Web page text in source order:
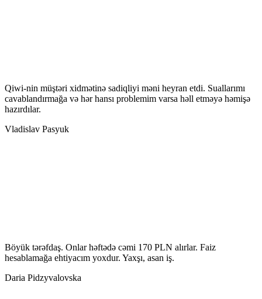
Qiwi-nin müştəri xidmətinə sadiqliyi məni heyran etdi. Suallarımı
cavablandırmağa və hər hansı problemim varsa həll etməyə həmişə
hazırdılar.
Vladislav Pasyuk
Böyük tərəfdaş. Onlar həftədə cəmi 170 PLN alırlar. Faiz
hesablamağa ehtiyacım yoxdur. Yaxşı, asan iş.
Daria Pidzyvalovska